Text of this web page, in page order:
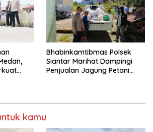
Bhabinkamtibmas Polsek
Siantar Marihat Dampingi
Penjualan Jagung Petani
kamu